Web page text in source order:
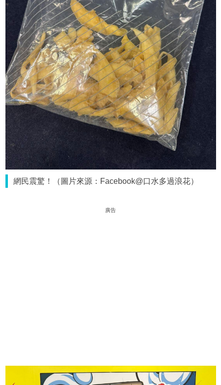
網民震驚！（圖片來源：Facebook@口水多過浪花）
廣告